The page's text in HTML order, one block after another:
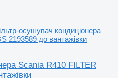
осушувач кондиціонера
2193589 до вантажівки
Scania R410 FILTER